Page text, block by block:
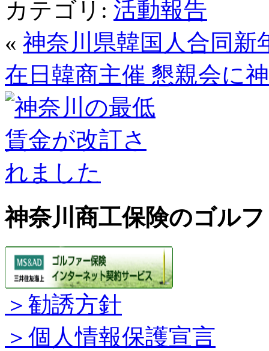
有カテゴリ: 活動報告
« 神奈川県韓国人合同新
在日韓商主催 懇親会に
神奈川商工保険のゴル
＞勧誘方針
＞個人情報保護宣言